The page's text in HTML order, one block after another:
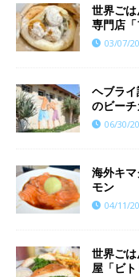
世界ご
専門店「
03/07/
ヘブラ
のビー
06/30/
海外キ
モン
04/11/
世界ご
屋「ビト